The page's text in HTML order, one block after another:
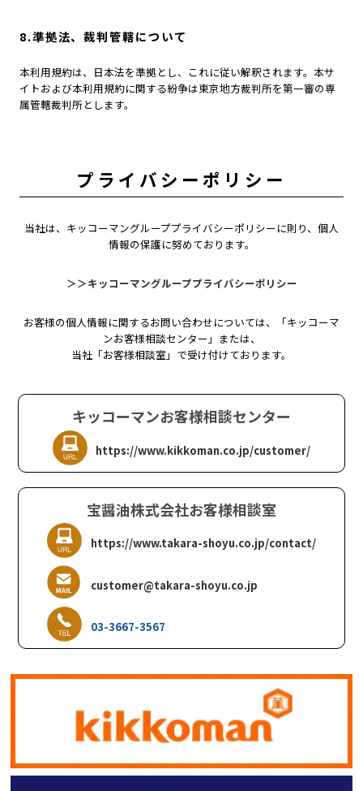
8.準拠法、裁判管轄について
本利用規約は、日本法を準拠とし、これに従い解釈されます。本サ
イトおよび本利用規約に関する紛争は東京地方裁判所を第一審の専
属管轄裁判所とします。
プライバシーポリシー
当社は、キッコーマングループプライバシーポリシーに則り、個人
情報の保護に努めております。
＞＞キッコーマングループプライバシーポリシー
お客様の個人情報に関するお問い合わせについては、「キッコーマ
ンお客様相談センター」または、
当社「お客様相談室」で受け付けております。
キッコーマンお客様相談センター
https://www.kikkoman.co.jp/customer/
宝醤油株式会社お客様相談室
https://www.takara-shoyu.co.jp/contact/
customer@takara-shoyu.co.jp
03-3667-3567